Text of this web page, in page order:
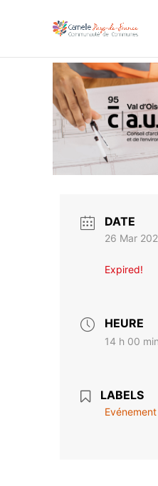
DATE
26 Mar
Expired!
HEURE
14 h 00
LABELS